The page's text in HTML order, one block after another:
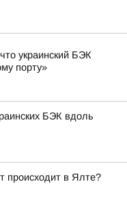
украинский БЭК
порту»
БЭК вдоль
происходит в Ялте?